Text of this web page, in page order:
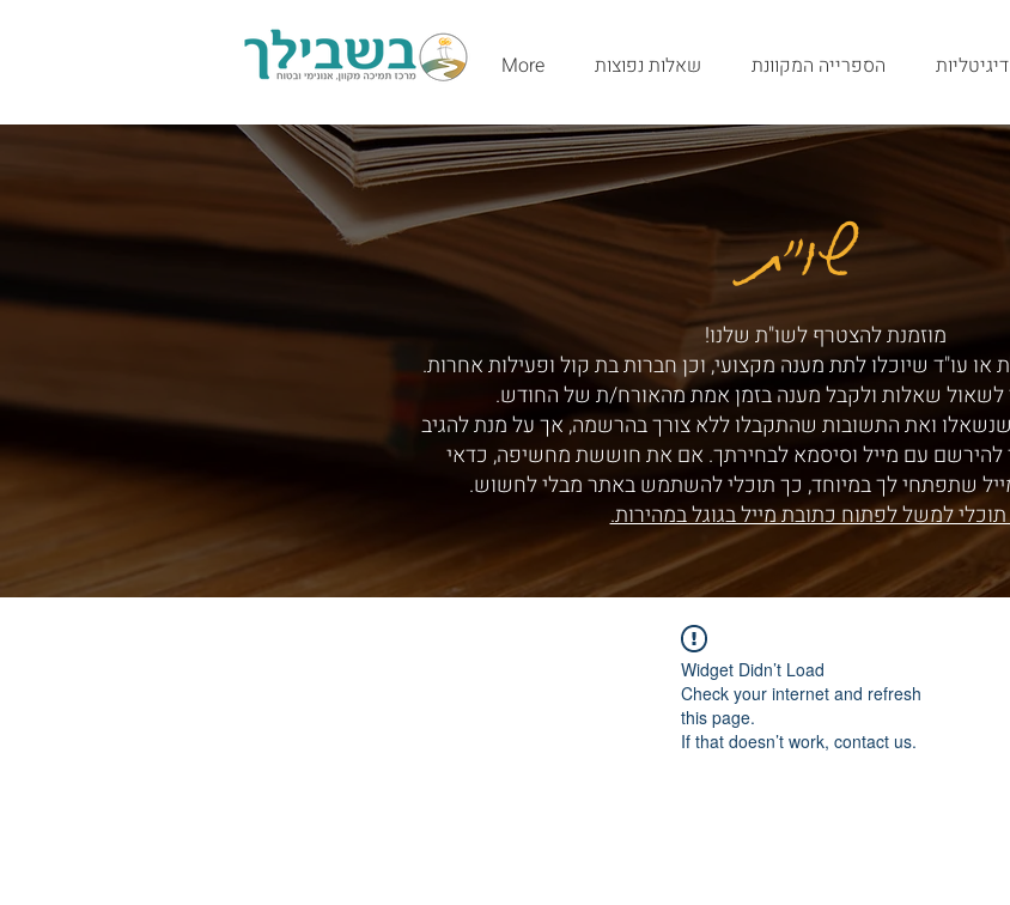
הספרייה המקוונת שאלות נפוצות More
שו"ת
שו"ת
מוזמנת להצטרף לשו"ת שלנו!
עו"ד שיוכלו לתת מענה מקצועי, וכן חברות בת קול ופעילות אחרות.
לשאול שאלות ולקבל מענה בזמן אמת מהאורח/ת של החודש.
ואת התשובות שהתקבלו ללא צורך בהרשמה, אך על מנת להגיב
להירשם עם מייל וסיסמא לבחירתך. אם את חוששת מחשיפה, כדאי
שתפתחי לך במיוחד, כך תוכלי להשתמש באתר מבלי לחשוש.
למשל לפתוח כתובת מייל בגוגל במהירות.
Widget Didn’t Load
Check your internet and refresh
this page.
If that doesn’t work, contact us.